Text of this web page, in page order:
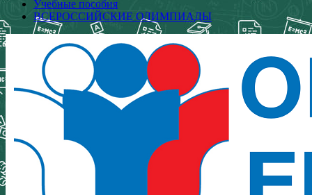
Учебные пособия
ВСЕРОССИЙСКИЕ ОЛИМПИАДЫ